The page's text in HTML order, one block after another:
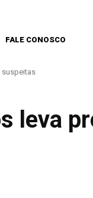
FALE CONOSCO
leva